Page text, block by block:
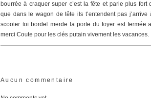
bourrée à craquer super c’est la fête et parle plus fort
que dans le wagon de tête ils t’entendent pas
scooter toi bordel merde la porte du foyer est fermée
merci Coute pour les clés putain vivement les vacances.
Aucun commentaire